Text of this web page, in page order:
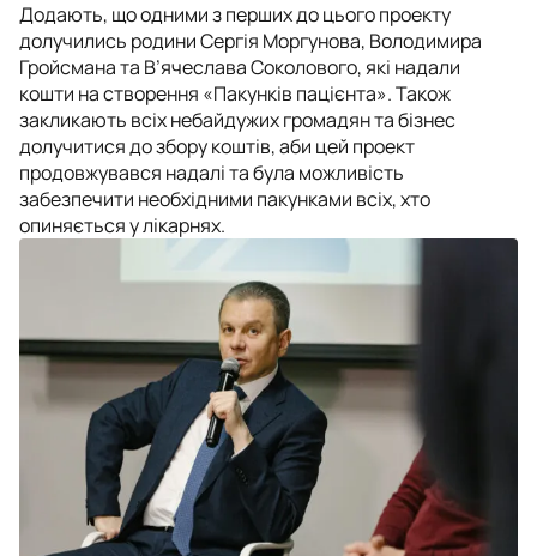
Додають, що одними з перших до цього проекту
долучились родини Сергія Моргунова, Володимира
Гройсмана та В’ячеслава Соколового, які надали
кошти на створення «Пакунків пацієнта». Також
закликають всіх небайдужих громадян та бізнес
долучитися до збору коштів, аби цей проект
продовжувався надалі та була можливість
забезпечити необхідними пакунками всіх, хто
опиняється у лікарнях.